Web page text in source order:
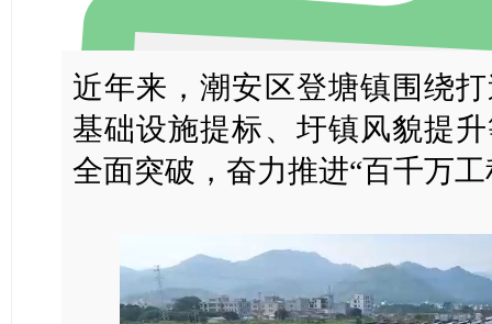
近年来，潮安区登塘镇围绕
基础设施提标、圩镇风貌提
全面突破，奋力推进“百千万工